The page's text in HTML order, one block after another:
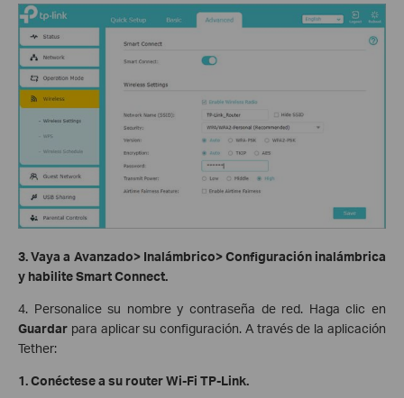
3. Vaya a Avanzado> Inalámbrico> Configuración inalámbrica
y habilite Smart Connect.
4. Personalice su nombre y contraseña de red. Haga clic en
Guardar para aplicar su configuración. A través de la aplicación
Tether:
1. Conéctese a su router Wi-Fi TP-Link.